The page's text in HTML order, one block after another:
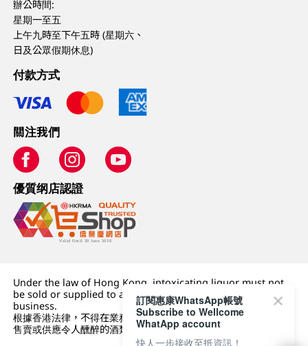
辦公時間:
星期一至五
上午九時至下午五時 (星期六、
日及公眾假期休息)
付款方式
關注我們
優質纲店認證
Under the law of Hong Kong, intoxicating liquor must not
be sold or supplied to a minor (under 18) in the course of
business.
根據香港法律，不得在業務過程中，向未成年人 (18 歲以下人士)
售賣或供應令人醺醉的酒類。
訂閱惠康WhatsApp帳號
Subscribe to Wellcome
WhatApp account
快人一步接收至抵資訊！